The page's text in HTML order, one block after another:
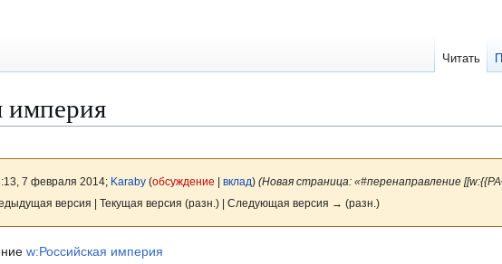
империя
7 февраля 2014; Karaby (обсуждение вклад) (Новая страница: «#перенаправление
версия | Текущая версия (разн.) | Следующая версия → (разн.)
w:Российская империя
Читать